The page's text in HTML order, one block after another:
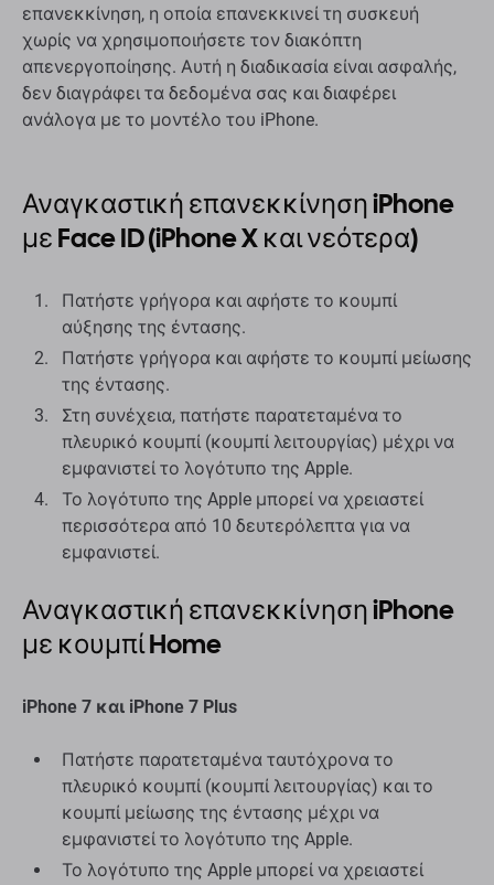
επανεκκίνηση, η οποία επανεκκινεί τη συσκευή
χωρίς να χρησιμοποιήσετε τον διακόπτη
απενεργοποίησης. Αυτή η διαδικασία είναι ασφαλής,
δεν διαγράφει τα δεδομένα σας και διαφέρει
ανάλογα με το μοντέλο του iPhone.
Αναγκαστική επανεκκίνηση iPhone
με Face ID (iPhone X και νεότερα)
Πατήστε γρήγορα και αφήστε το κουμπί
αύξησης της έντασης.
Πατήστε γρήγορα και αφήστε το κουμπί μείωσης
της έντασης.
Στη συνέχεια, πατήστε παρατεταμένα το
πλευρικό κουμπί (κουμπί λειτουργίας) μέχρι να
εμφανιστεί το λογότυπο της Apple.
Το λογότυπο της Apple μπορεί να χρειαστεί
περισσότερα από 10 δευτερόλεπτα για να
εμφανιστεί.
Αναγκαστική επανεκκίνηση iPhone
με κουμπί Home
iPhone 7 και iPhone 7 Plus
Πατήστε παρατεταμένα ταυτόχρονα το
πλευρικό κουμπί (κουμπί λειτουργίας) και το
κουμπί μείωσης της έντασης μέχρι να
εμφανιστεί το λογότυπο της Apple.
Το λογότυπο της Apple μπορεί να χρειαστεί